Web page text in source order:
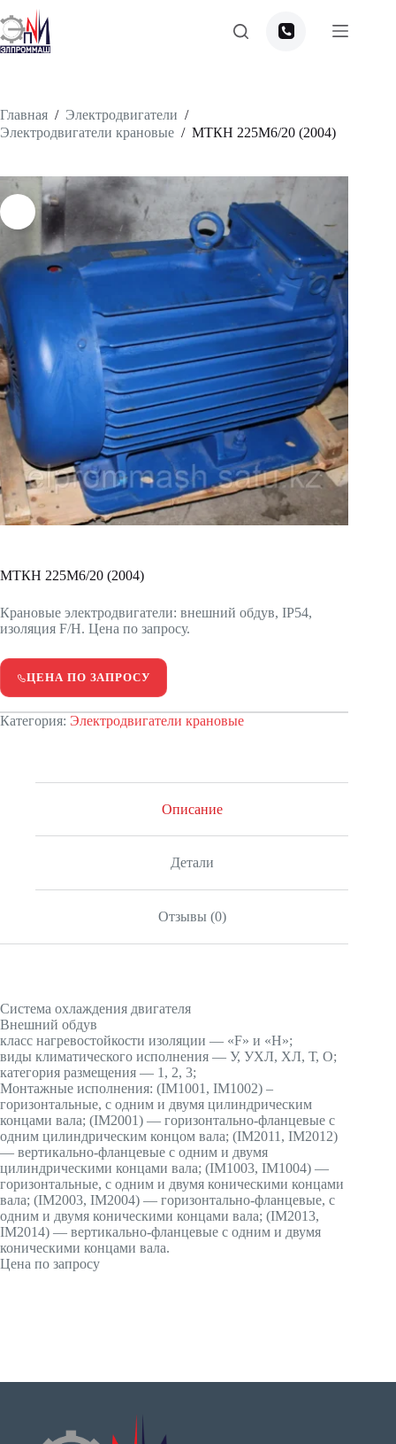
Перейти
к
сути
Главная / Электродвигатели /
Электродвигатели крановые / МТКН 225М6/20 (2004)
МТКН 225М6/20 (2004)
Крановые электродвигатели: внешний обдув, IP54,
изоляция F/H. Цена по запросу.
ЦЕНА ПО ЗАПРОСУ
Категория: Электродвигатели крановые
Описание
Детали
Отзывы (0)
Система охлаждения двигателя
Внешний обдув
класс нагревостойкости изоляции — «F» и «H»;
виды климатического исполнения — У, УХЛ, ХЛ, Т, О;
категория размещения — 1, 2, 3;
Монтажные исполнения: (IМ1001, IМ1002) –
горизонтальные, с одним и двумя цилиндрическим
концами вала; (IМ2001) — горизонтально-фланцевые с
одним цилиндрическим концом вала; (IМ2011, IМ2012)
— вертикально-фланцевые с одним и двумя
цилиндрическими концами вала; (IМ1003, IМ1004) —
горизонтальные, с одним и двумя коническими концами
вала; (IМ2003, IМ2004) — горизонтально-фланцевые, с
одним и двумя коническими концами вала; (IМ2013,
IМ2014) — вертикально-фланцевые с одним и двумя
коническими концами вала.
Цена по запросу